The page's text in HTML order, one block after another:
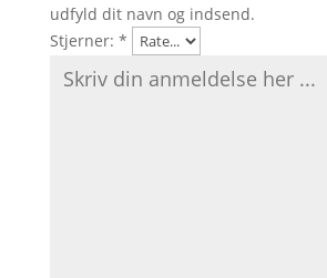
udfyld dit navn og indsend.
Stjerner: *